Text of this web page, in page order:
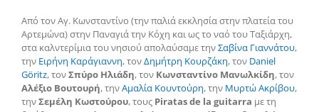
Από τον Αγ. Κωνσταντίνο (την παλιά εκκλησία στην πλατεία του
Αρτεμώνα) στην Παναγιά την Κόχη και ως το ναό του Ταξιάρχη,
στα καλντερίμια του νησιού απολαύσαμε τηνΣαβίνα Γιαννάτου,
την Ειρήνη Καράγιαννη, τονΔημήτρη Κουρζάκη, τoν Daniel
Göritz, τονΣπύρο Ηλιάδη, τον Κωνσταντίνο Μανωλκίδη, τον
Αλέξιο Βουτουρή, τηνΑμαλία Κουντούρη, την Μυρτώ Ακρίβου,
τηνΣεμέλη Κωστούρου, τους Piratas de la guitarra με τη